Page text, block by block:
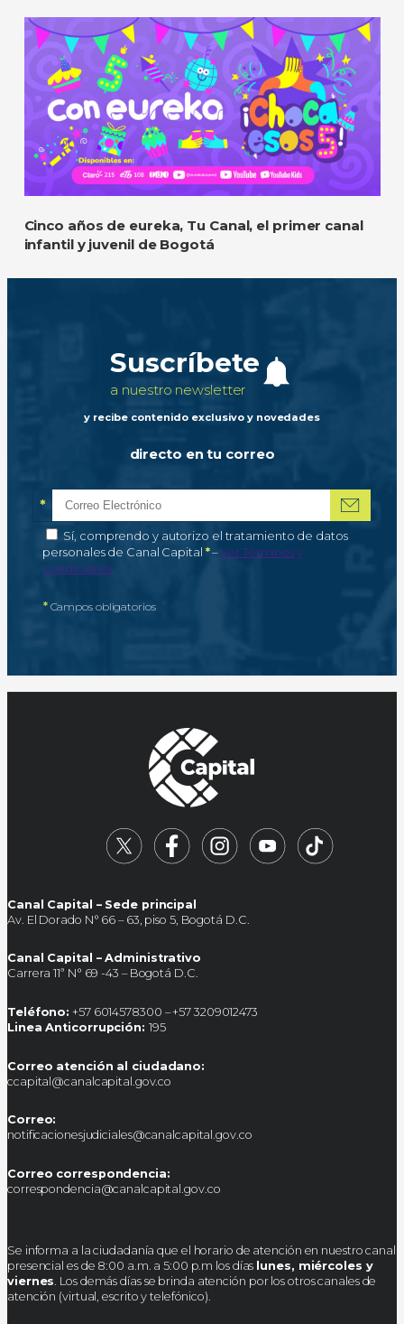
Cinco años de eureka, Tu Canal, el primer canal
infantil y juvenil de Bogotá
Suscríbete
a nuestro newsletter
y recibe contenido exclusivo y novedades
directo en tu correo
Correo electrónico
*Campo obligatorio
Autorización de tratamiento de datos personales
Sí, comprendo y autorizo el tratamiento de datos
personales de Canal Capital *–Campo obligatorio
Ver Términos y
condiciones
*Campos obligatorios
Canal Capital – Sede principal
Av. El Dorado N° 66 – 63, piso 5, Bogotá D.C.
Canal Capital – Administrativo
Carrera 11ª N° 69 -43 – Bogotá D.C.
Teléfono: +57 6014578300 – +57 3209012473
Linea Anticorrupción: 195
Correo atención al ciudadano:
ccapital@canalcapital.gov.co
Correo:
notificacionesjudiciales@canalcapital.gov.co
Correo correspondencia:
correspondencia@canalcapital.gov.co
Se informa a la ciudadanía que el horario de atención en nuestro canal
presencial es de 8:00 a.m. a 5:00 p.m los días lunes, miércoles y
viernes. Los demás días se brinda atención por los otros canales de
atención (virtual, escrito y telefónico).